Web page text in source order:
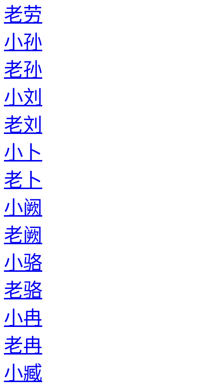
老劳
小孙
老孙
小刘
老刘
小卜
老卜
小阙
老阙
小骆
老骆
小冉
老冉
小臧